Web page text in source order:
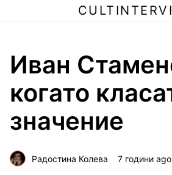
Иван
когато
значение
Радостина Колева 7 години ago